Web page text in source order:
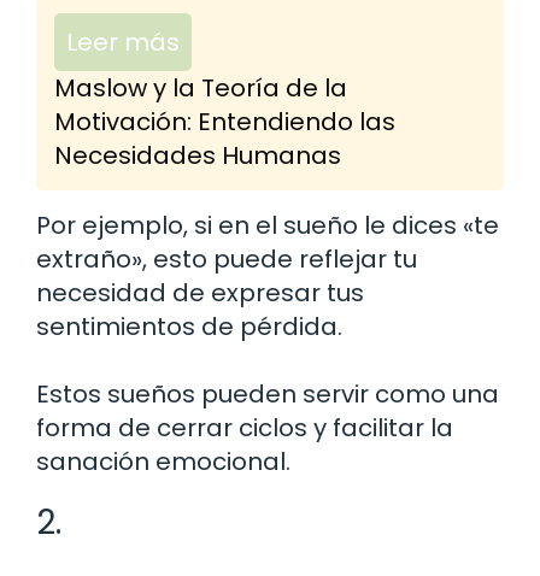
Leer más
Maslow y la Teoría de la
Motivación: Entendiendo las
Necesidades Humanas
Por ejemplo, si en el sueño le dices «te
extraño», esto puede reflejar tu
necesidad de expresar tus
sentimientos de pérdida.
Estos sueños pueden servir como una
forma de cerrar ciclos y facilitar la
sanación emocional.
2.